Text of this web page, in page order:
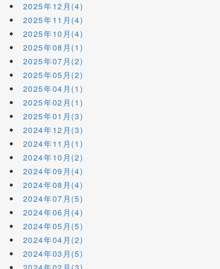
2025年12月(4)
2025年11月(4)
2025年10月(4)
2025年08月(1)
2025年07月(2)
2025年05月(2)
2025年04月(1)
2025年02月(1)
2025年01月(3)
2024年12月(3)
2024年11月(1)
2024年10月(2)
2024年09月(4)
2024年08月(4)
2024年07月(5)
2024年06月(4)
2024年05月(5)
2024年04月(2)
2024年03月(5)